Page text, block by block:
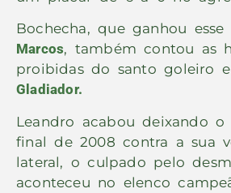
Bochecha, que ganhou
Marcos, também contou as
proibidas do santo goleiro
Gladiador.
Leandro acabou deixando o
final de 2008 contra a sua
lateral, o culpado pelo
aconteceu no elenco